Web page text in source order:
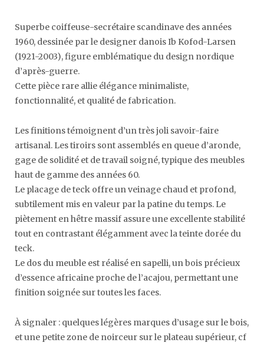
Superbe coiffeuse-secrétaire scandinave des années
1960, dessinée par le designer danois Ib Kofod-Larsen
(1921-2003), figure emblématique du design nordique
d’après-guerre.
Cette pièce rare allie élégance minimaliste,
fonctionnalité, et qualité de fabrication.
Les finitions témoignent d’un très joli savoir-faire
artisanal. Les tiroirs sont assemblés en queue d’aronde,
gage de solidité et de travail soigné, typique des meubles
haut de gamme des années 60.
Le placage de teck offre un veinage chaud et profond,
subtilement mis en valeur par la patine du temps. Le
piètement en hêtre massif assure une excellente stabilité
tout en contrastant élégamment avec la teinte dorée du
teck.
Le dos du meuble est réalisé en sapelli, un bois précieux
d’essence africaine proche de l’acajou, permettant une
finition soignée sur toutes les faces.
À signaler : quelques légères marques d’usage sur le bois,
et une petite zone de noirceur sur le plateau supérieur, cf